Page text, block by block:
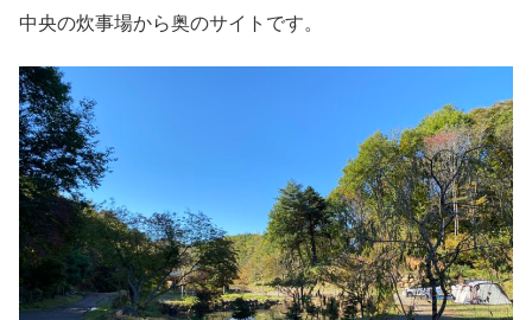
中央の炊事場から奥のサイトです。